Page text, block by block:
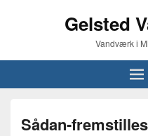
Gelsted
Vandværk i
Sådan-